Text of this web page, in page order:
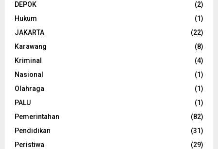
DEPOK
(2)
Hukum
(1)
JAKARTA
(22)
Karawang
(8)
Kriminal
(4)
Nasional
(1)
Olahraga
(1)
PALU
(1)
Pemerintahan
(82)
Pendidikan
(31)
Peristiwa
(29)